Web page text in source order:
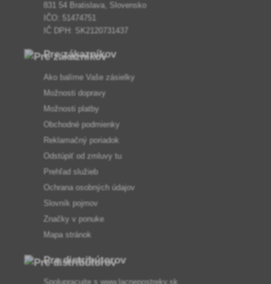
831 54 Bratislava, Slovensko
IČO: 51474751
IČ DPH: SK2120731437
Pre zákazníkov
Ako balíme Vaše zásielky
Možnosti dopravy
Možnosti platby
Obchodné podmienky
Reklamačný poriadok
Odstúpiť od zmluvy tu
Prehľad služieb
Ochrana osobných údajov
Slovník pojmov
Značky v ponuke
Mapa stránok
Pre distribútorov
Spolupracujte s www.lacnepostreky.sk